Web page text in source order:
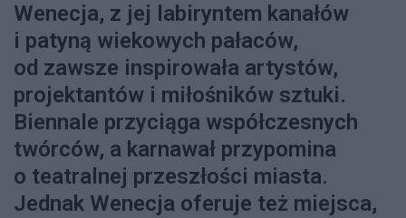
Wenecja, z jej labiryntem kanałów
i patyną wiekowych pałaców,
od zawsze inspirowała artystów,
projektantów i miłośników sztuki.
Biennale przyciąga współczesnych
twórców, a karnawał przypomina
o teatralnej przeszłości miasta.
Jednak Wenecja oferuje też miejsca,